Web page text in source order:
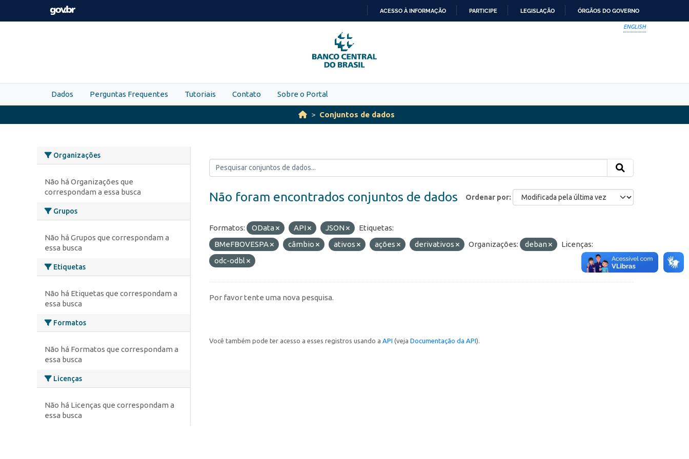
Skip to main content
PARA
O
CONTEÚDO
ACESSO À INFORMAÇÃO PARTICIPE LEGISLAÇÃO ÓRGÃOS DO GOVERNO
ENGLISH
Dados Perguntas Frequentes Tutoriais Contato Sobre o Portal
Conjuntos de dados
Organizações
Não há Organizações que
correspondam a essa busca
Grupos
Não há Grupos que correspondam a
essa busca
Etiquetas
Não há Etiquetas que correspondam a
essa busca
Formatos
Não há Formatos que correspondam a
essa busca
Licenças
Não há Licenças que correspondam a
essa busca
Ordenar por
Não foram encontrados conjuntos de dados
Formatos: OData API JSON
Etiquetas:
BMeFBOVESPA
câmbio ativos ações derivativos Organizações: deban
Licenças:
odc-odbl
Por favor tente uma nova pesquisa.
Você também pode ter acesso a esses registros usando a API (veja Documentação da API).